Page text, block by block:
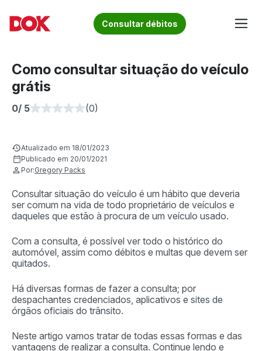
content
Acesse o Blog e conheça todos os nossos artigos | DOK
Fique por dentro de artigos sobre o trânsito brasileiro!
Conheça informações sobre licenciamento, ipva, multas e
Consultar débitos
Como consultar situação do veículo
grátis
0/ 5 (0)
Atualizado em 18/01/2023
Publicado em 20/01/2021
Por:Gregory Packs
Consultar situação do veículo é um hábito que deveria
ser comum na vida de todo proprietário de veículos e
daqueles que estão à procura de um veículo usado.
Com a consulta, é possível ver todo o histórico do
automóvel, assim como débitos e multas que devem ser
quitados.
Há diversas formas de fazer a consulta; por
despachantes credenciados, aplicativos e sites de
órgãos oficiais do trânsito.
Neste artigo vamos tratar de todas essas formas e das
vantagens de realizar a consulta. Continue lendo e